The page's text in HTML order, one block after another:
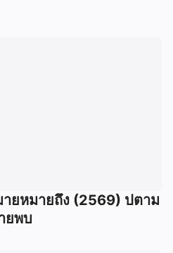
ยหมายถึง (2569) ปตาม
ยพบ